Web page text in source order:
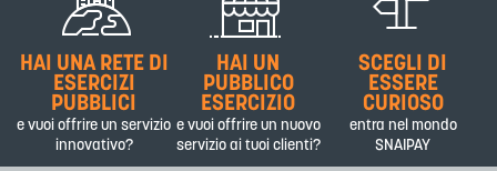
PRODOTTI&SERVIZI
PARTNER
CONTATTI
HAI UNA RETE DI
ESERCIZI
PUBBLICI
e vuoi offrire un servizio
innovativo?
HAI UN
PUBBLICO
ESERCIZIO
e vuoi offrire un nuovo
servizio ai tuoi clienti?
SCEGLI DI
ESSERE
CURIOSO
entra nel mondo
SNAIPAY